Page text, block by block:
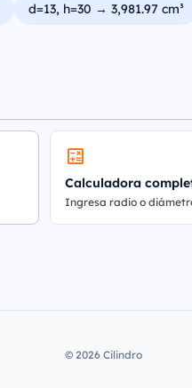
d=13, h=30 → 3,981.97 cm³
Calculadora
Ingresa radio o
© 2026 Cilindro